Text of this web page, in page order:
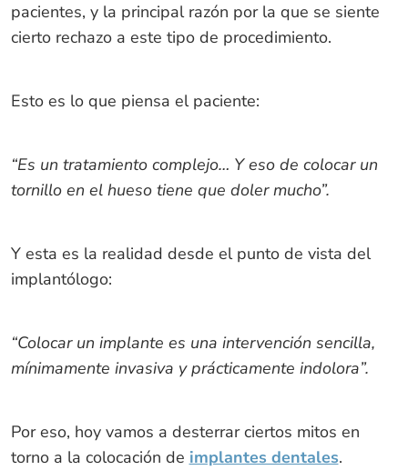
pacientes, y la principal razón por la que se siente
cierto rechazo a este tipo de procedimiento.
Esto es lo que piensa el paciente:
“Es un tratamiento complejo… Y eso de colocar un
tornillo en el hueso tiene que doler mucho”.
Y esta es la realidad desde el punto de vista del
implantólogo:
“Colocar un implante es una intervención sencilla,
mínimamente invasiva y prácticamente indolora”.
Por eso, hoy vamos a desterrar ciertos mitos en
torno a la colocación de implantes dentales.